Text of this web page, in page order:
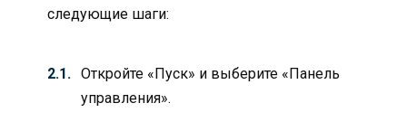
следующие шаги:
Откройте «Пуск» и выберите «Панель
управления».